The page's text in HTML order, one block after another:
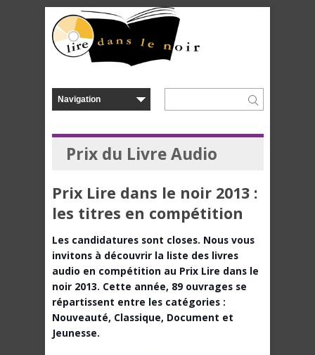
Prix du Livre Audio
Prix Lire dans le noir 2013 :
les titres en compétition
Les candidatures sont closes. Nous vous
invitons à découvrir la liste des livres
audio en compétition au Prix Lire dans le
noir 2013. Cette année, 89 ouvrages se
répartissent entre les catégories :
Nouveauté, Classique, Document et
Jeunesse.